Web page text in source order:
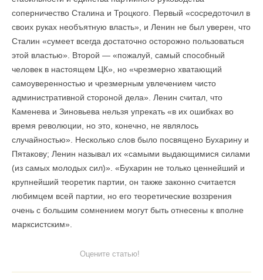
соперничество Сталина и Троцкого. Первый «сосредоточил в
своих руках необъятную власть», и Ленин не был уверен, что
Сталин «сумеет всегда достаточно осторожно пользоваться
этой властью». Второй — «пожалуй, самый способный
человек в настоящем ЦК», но «чрезмерно хватающий
самоуверенностью и чрезмерным увлечением чисто
административной стороной дела». Ленин считал, что
Каменева и Зиновьева нельзя упрекать «в их ошибках во
время революции, но это, конечно, не являлось
случайностью». Несколько слов было посвящено Бухарину и
Пятакову; Ленин называл их «самыми выдающимися силами
(из самых молодых сил)». «Бухарин не только ценнейший и
крупнейший теоретик партии, он также законно считается
любимцем всей партии, но его теоретические воззрения
очень с большим сомнением могут быть отнесены к вполне
марксистским».
Оцените статью!